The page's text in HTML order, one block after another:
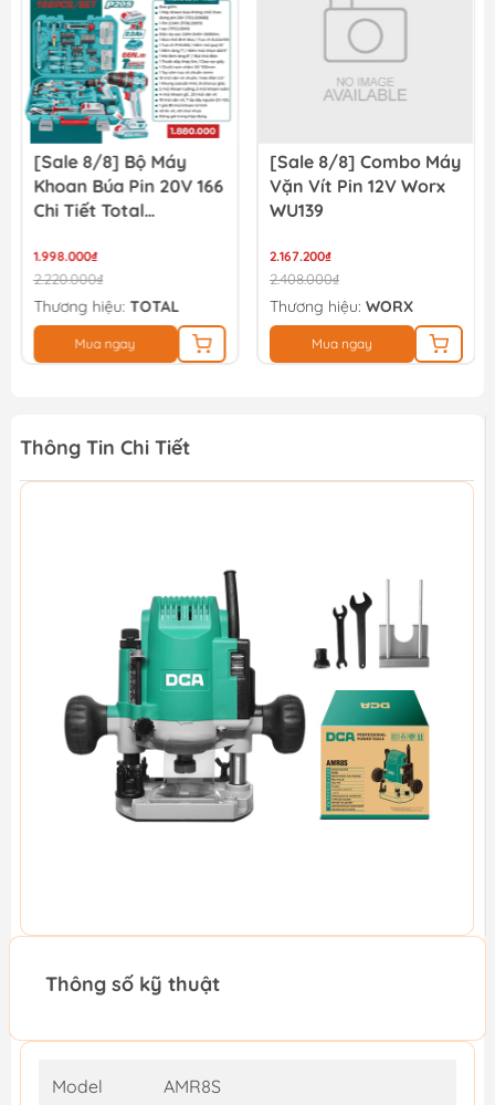
[Sale 8/8] Bộ Máy
Khoan Búa Pin 20V 166
Chi Tiết Total
THKTHP41667
1.998.000₫
2.220.000₫
Thương hiệu: TOTAL
Mua ngay
[Sale 8/8] Combo Máy
Vặn Vít Pin 12V Worx
WU139
2.167.200₫
2.408.000₫
Thương hiệu: WORX
Mua ngay
Thông Tin Chi Tiết
Thông số kỹ thuật
Model AMR8S